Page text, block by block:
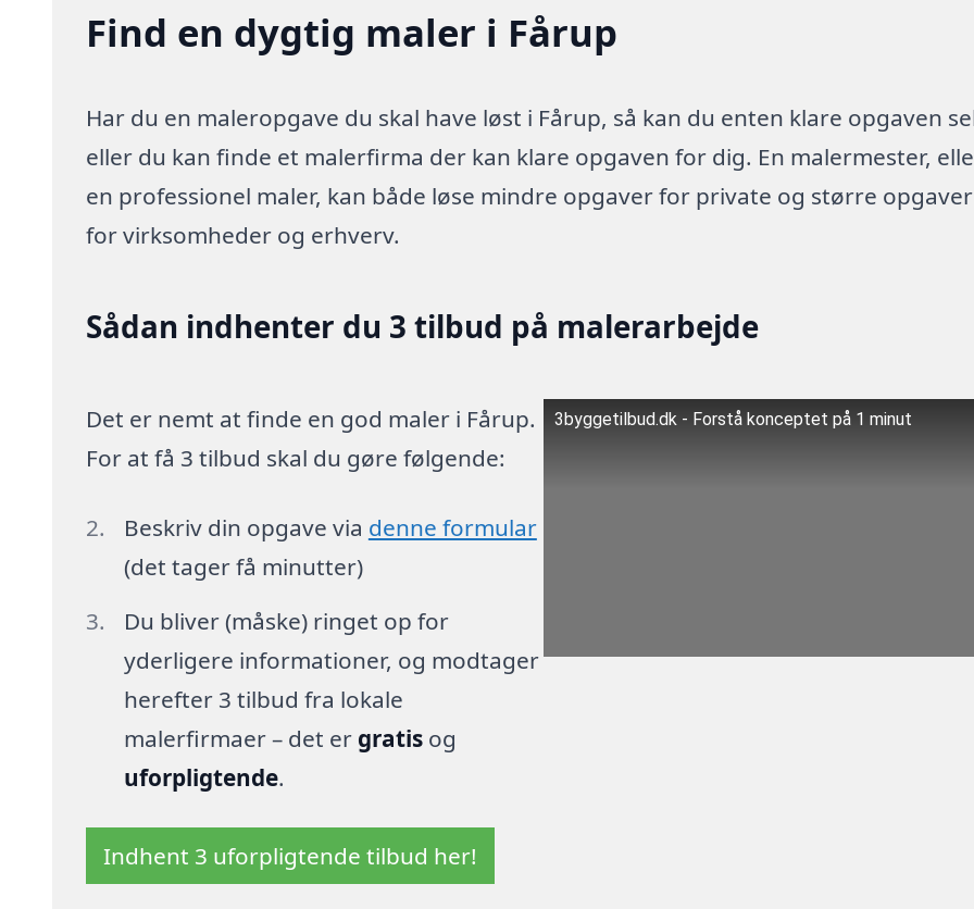
Find en dygtig maler i Fårup
Har du en maleropgave du skal have løst i Fårup, så kan du enten klare opgaven
eller du kan finde et malerfirma der kan klare opgaven for dig. En malermester,
en professionel maler, kan både løse mindre opgaver for private og større opgaver
for virksomheder og erhverv.
Sådan indhenter du 3 tilbud på malerarbejde
Det er nemt at finde en god maler i Fårup.
For at få 3 tilbud skal du gøre følgende:
Beskriv din opgave via denne formular
(det tager få minutter)
Du bliver (måske) ringet op for
yderligere informationer, og modtager
herefter 3 tilbud fra lokale
malerfirmaer – det er gratisog
uforpligtende.
3byggetilbud.dk - Forstå konceptet på 1 minut
Indhent 3 uforpligtende tilbud her!